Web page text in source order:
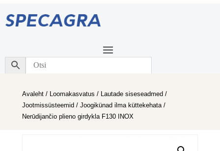
Avaleht/ Loomakasvatus / Lautade siseseadmed /
Jootmissüsteemid / Joogikünad ilma küttekehata/
Nerūdijančio plieno girdykla F130 INOX